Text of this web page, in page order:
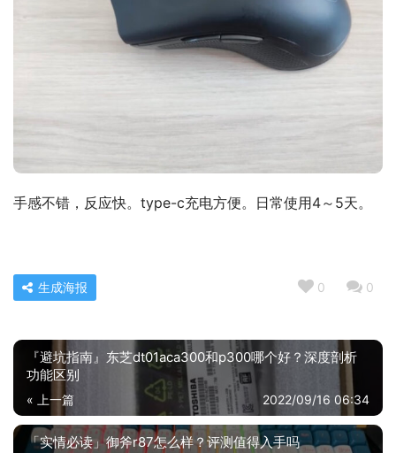
手感不错，反应快。type-c充电方便。日常使用4～5天。
0 0
生成海报
『避坑指南』东芝dt01aca300和p300哪个好？深度剖析
功能区别
« 上一篇 2022/09/16 06:34
「实情必读」御斧r87怎么样？评测值得入手吗